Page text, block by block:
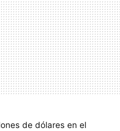
de dólares en el